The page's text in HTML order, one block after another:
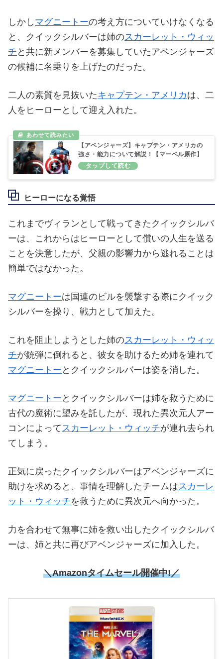
しかし マグニートーの考え方についていけなくなる
と、クイックシルバーは姉のスカーレット・ウィッ
チ と共に新メンバーを募集していたアベンジャーズ
の候補に名乗りを上げたのだった。
二人の素質を見抜いたキャプテン・アメリカは、二
人をヒーローとして迎え入れた。
【アベンジャーズ】キャプテン・アメリカの
強さ・能力について解説！【マーベル原作】
ヒーローになる覚悟
これまでヴィランとして戦ってきたクイックシルバ
ーは、これからはヒーローとして償いの人生を送る
ことを決意したが、父親の影響力から逃れることは
簡単ではなかった。
マグニートーは国連のビルを襲撃する際にクイック
シルバーを操り、戦力として加えた。
これを阻止しようとした姉のスカーレット・ウィッ
チが銃弾に倒れると、彼女を助けるため姉を連れて
マグニートー とクイックシルバーは姿を消した。
マグニートー とクイックシルバーは姉を救うために
古代の魔術に望みを託したが、現れた異次元人アー
コンによって スカーレット・ウィッチが連れ去られ
てしまう。
正気に戻ったクイックシルバーはアベンジャーズに
助けを求めると、事情を理解したチームは スカーレ
ット・ウィッチを救うために異次元へ向かった。
力を合わせて無事に姉を救い出したクイックシルバ
ーは、姉と共に再びアベンジャーズに加入した。
＼Amazonタイムセール開催中!／